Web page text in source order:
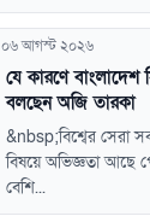
০৬ আগস্ট ২০২৬
যে কারণে বাংলাদেশ
বলছেন অজি তারকা
&nbsp;বিশ্বের সেরা
বিষয়ে অভিজ্ঞতা আছে
বেশি...